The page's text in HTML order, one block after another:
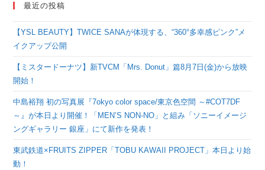
最近の投稿
【YSL BEAUTY】TWICE SANAが体現する、“360°多幸感ピンク”メ
イクアップ公開
【ミスタードーナツ】新TVCM「Mrs. Donut」篇8月7日(金)から放映
開始！
中島裕翔 初の写真展『7okyo color space/東京色空間 ～#COT7DF
～』が本日より開催！「MEN’S NON-NO」と組み「ソニーイメージ
ングギャラリー 銀座」にて新作を発表！
東武鉄道×FRUITS ZIPPER「TOBU KAWAII PROJECT」本日より始
動！